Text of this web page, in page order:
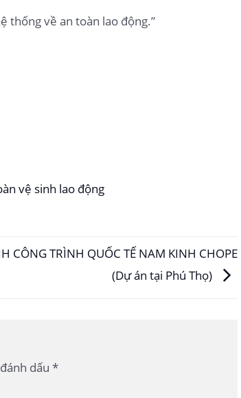
thống về an toàn lao động.”
vệ sinh lao động
CÔNG TRÌNH QUỐC TẾ NAM KINH CHOPE
(Dự án tại Phú Thọ)
dấu *